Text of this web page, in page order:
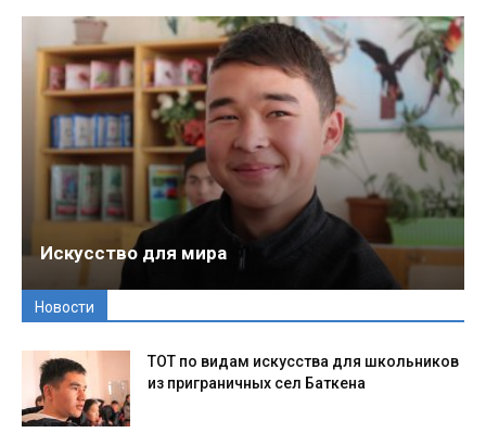
Искусство для мира
Новости
ТОТ по видам искусства для школьников
из приграничных сел Баткена